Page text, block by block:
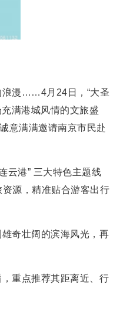
浪漫……4月24日，“大圣
满港城风情的文旅盛
意满满邀请南京市民赴
云港” 三大特色主题线
源，精准贴合游客出行
奇壮阔的滨海风光，再
重点推荐其距离近、行